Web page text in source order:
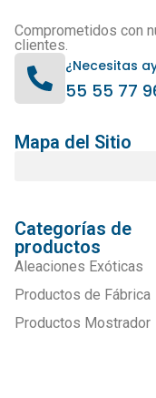
Comprometidos con
clientes.
¿Necesitas
55 55 77
Mapa del Sitio
Categorías de
productos
Aleaciones Exóticas
Productos de Fábrica
Productos Mostrador